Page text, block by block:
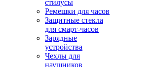
стилусы
Ремешки для часов
Защитные стекла
для смарт-часов
Зарядные
устройства
Чехлы для
наушников